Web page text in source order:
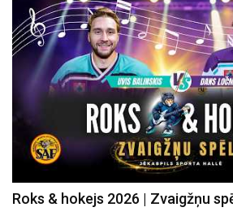
Roks & hokejs 2026 | Zvaigžņu